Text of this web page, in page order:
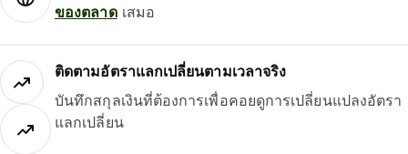
ของตลาดเสมอ
ติดตามอัตราแลกเปลี่ยนตามเวลาจริง
บันทึกสกุลเงินที่ต้องการเพื่อคอยดูการเปลี่ยนแปลงอัตรา
แลกเปลี่ยน